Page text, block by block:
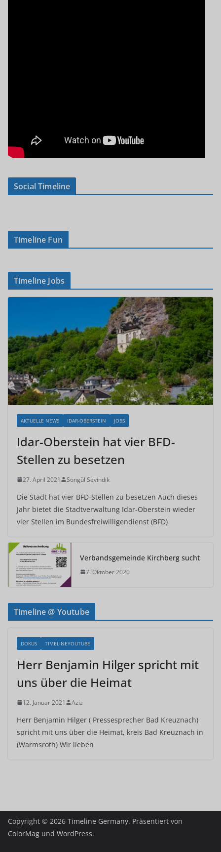
Social Timeline
Timeline Fun
Timeline Jobs
AKTUELLE NEWS IDAR-OBERSTEIN JOBS
Idar-Oberstein hat vier BFD-
Stellen zu besetzen
27. April 2021 Songül Sevindik
Die Stadt hat vier BFD-Stellen zu besetzen Auch dieses
Jahr bietet die Stadtverwaltung Idar-Oberstein wieder
vier Stellen im Bundesfreiwilligendienst (BFD)
Verbandsgemeinde Kirchberg sucht
7. Oktober 2020
Timeline @ Youtube
DOKUS TIMELINEYOUTUBE
Herr Benjamin Hilger spricht mit
uns über die Heimat
12. Januar 2021 Aziz
Herr Benjamin Hilger ( Pressesprecher Bad Kreuznach)
spricht mit uns über die Heimat, kreis Bad Kreuznach in
(Warmsroth) Wir lieben
Copyright © 2026 Timeline Germany. Präsentiert von
ColorMag und WordPress.